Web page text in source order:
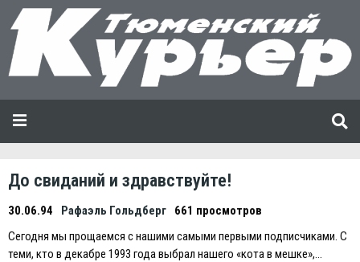
До свиданий и здравствуйте!
30.06.94 Рафаэль Гольдберг
661 просмотров
Сегодня мы прощаемся с нашими самыми первыми подписчиками. С
теми, кто в декабре 1993 года выбрал нашего «кота в мешке»,…